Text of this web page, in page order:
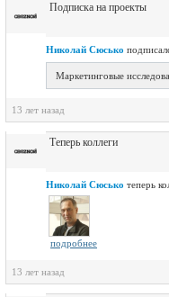
Подписка на проекты
Николай Сюсько
Маркетинговые
13 лет назад
Теперь коллеги
Николай Сюсько теперь
подробнее
13 лет назад